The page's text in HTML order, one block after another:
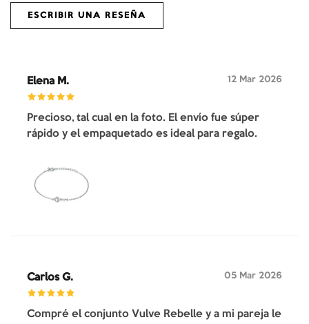
ESCRIBIR UNA RESEÑA
Elena M. 12 Mar 2026
Precioso, tal cual en la foto. El envío fue súper
rápido y el empaquetado es ideal para regalo.
Carlos G. 05 Mar 2026
Compré el conjunto Vulve Rebelle y a mi pareja le